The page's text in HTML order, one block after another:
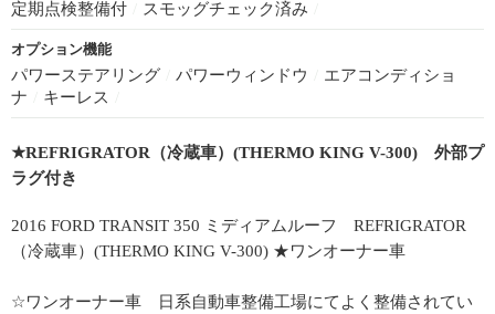
定期点検整備付 スモッグチェック済み
オプション機能
パワーステアリング パワーウィンドウ
エアコンディショ
ナ
キーレス
★REFRIGRATOR（冷蔵車）(THERMO KING V-300) 外部プ
ラグ付き
2016 FORD TRANSIT 350 ミディアムルーフ REFRIGRATOR
（冷蔵車）(THERMO KING V-300) ★ワンオーナー車
☆ワンオーナー車 日系自動車整備工場にてよく整備されてい